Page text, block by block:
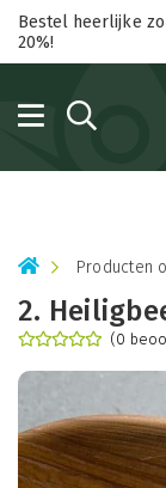
Bestel heerlijke
20%!
Producten
2.
(0